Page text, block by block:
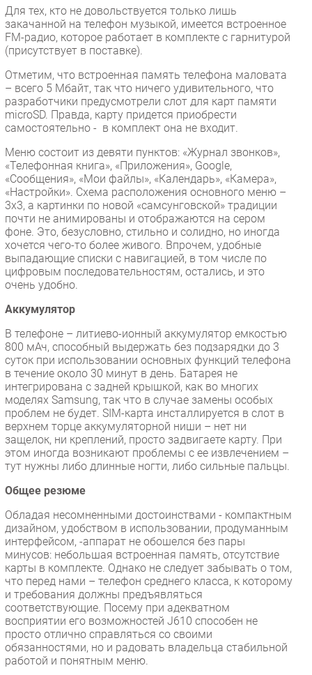
Для тех, кто не довольствуется только лишь
закачанной на телефон музыкой, имеется встроенное
FM-радио, которое работает в комплекте с гарнитурой
(присутствует в поставке).
Отметим, что встроенная память телефона маловата
– всего 5 Мбайт, так что ничего удивительного, что
разработчики предусмотрели слот для карт памяти
microSD. Правда, карту придется приобрести
самостоятельно - в комплект она не входит.
Меню состоит из девяти пунктов: «Журнал звонков»,
«Телефонная книга», «Приложения», Google,
«Сообщения», «Мои файлы», «Календарь», «Камера»,
«Настройки». Схема расположения основного меню –
3х3, а картинки по новой «самсунговской» традиции
почти не анимированы и отображаются на сером
фоне. Это, безусловно, стильно и солидно, но иногда
хочется чего-то более живого. Впрочем, удобные
выпадающие списки с навигацией, в том числе по
цифровым последовательностям, остались, и это
очень удобно.
Аккумулятор
В телефоне – литиево-ионный аккумулятор емкостью
800 мАч, способный выдержать без подзарядки до 3
суток при использовании основных функций телефона
в течение около 30 минут в день. Батарея не
интегрирована с задней крышкой, как во многих
моделях Samsung, так что в случае замены особых
проблем не будет. SIM-карта инсталлируется в слот в
верхнем торце аккумуляторной ниши – нет ни
защелок, ни креплений, просто задвигаете карту. При
этом иногда возникают проблемы с ее извлечением –
тут нужны либо длинные ногти, либо сильные пальцы.
Общее резюме
Обладая несомненными достоинствами - компактным
дизайном, удобством в использовании, продуманным
интерфейсом, -аппарат не обошелся без пары
минусов: небольшая встроенная память, отсутствие
карты в комплекте. Однако не следует забывать о том,
что перед нами – телефон среднего класса, к которому
и требования должны предъявляться
соответствующие. Посему при адекватном
восприятии его возможностей J610 способен не
просто отлично справляться со своими
обязанностями, но и радовать владельца стабильной
работой и понятным меню.